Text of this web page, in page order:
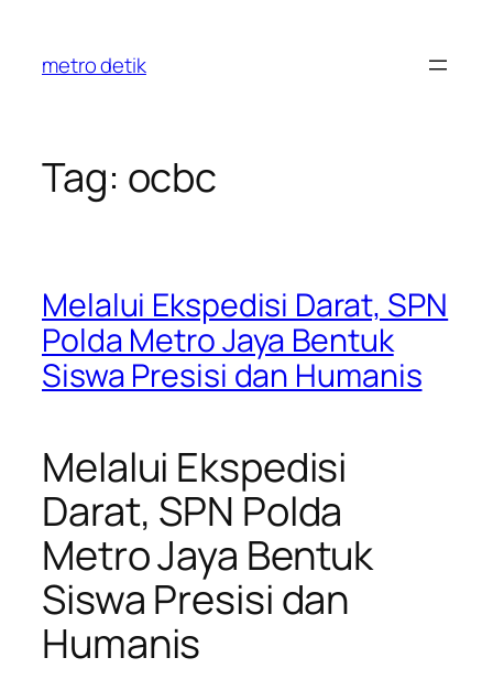
content
metro detik
Tag: ocbc
Melalui Ekspedisi Darat, SPN
Polda Metro Jaya Bentuk
Siswa Presisi dan Humanis
Melalui Ekspedisi
Darat, SPN Polda
Metro Jaya Bentuk
Siswa Presisi dan
Humanis